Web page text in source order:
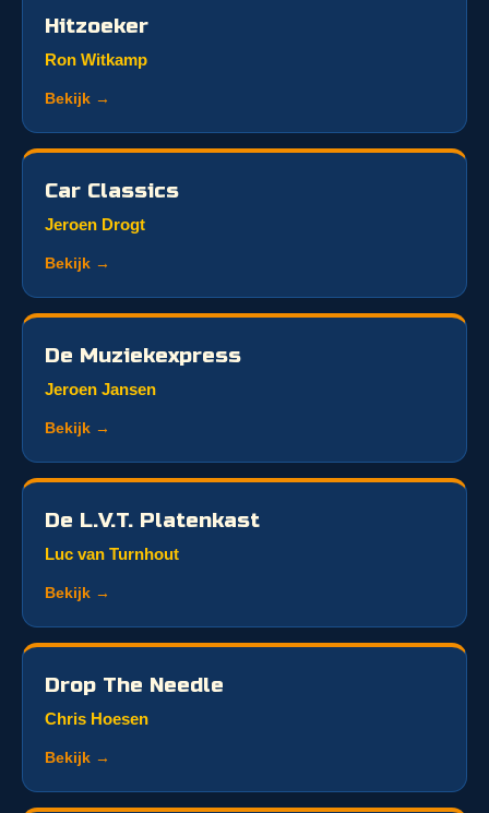
Hitzoeker
Ron Witkamp
Bekijk →
Car Classics
Jeroen Drogt
Bekijk →
De Muziekexpress
Jeroen Jansen
Bekijk →
De L.V.T. Platenkast
Luc van Turnhout
Bekijk →
Drop The Needle
Chris Hoesen
Bekijk →